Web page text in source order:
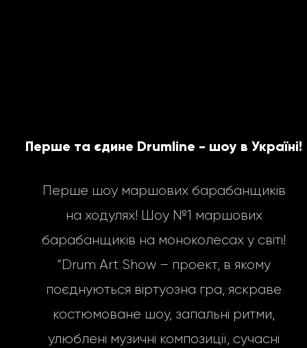
Перше та єдине Drumline - шоу в Україні!
Перше шоу маршових барабанщиків
на ходулях! Шоу №1 маршових
барабанщиків на моноколесах у світі!
“Drum Art Show – проект, в якому
поєднуються віртуозна гра, яскраве
костюмоване шоу, запальні ритми,
улюблені музичні композиції, сучасні